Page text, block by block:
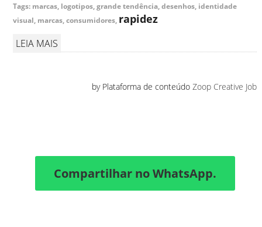
Tags: marcas, logotipos, grande tendência, desenhos, identidade
visual, marcas, consumidores, rapidez
LEIA MAIS
by Plataforma de conteúdoZoop Creative Job
Compartilhar no WhatsApp.